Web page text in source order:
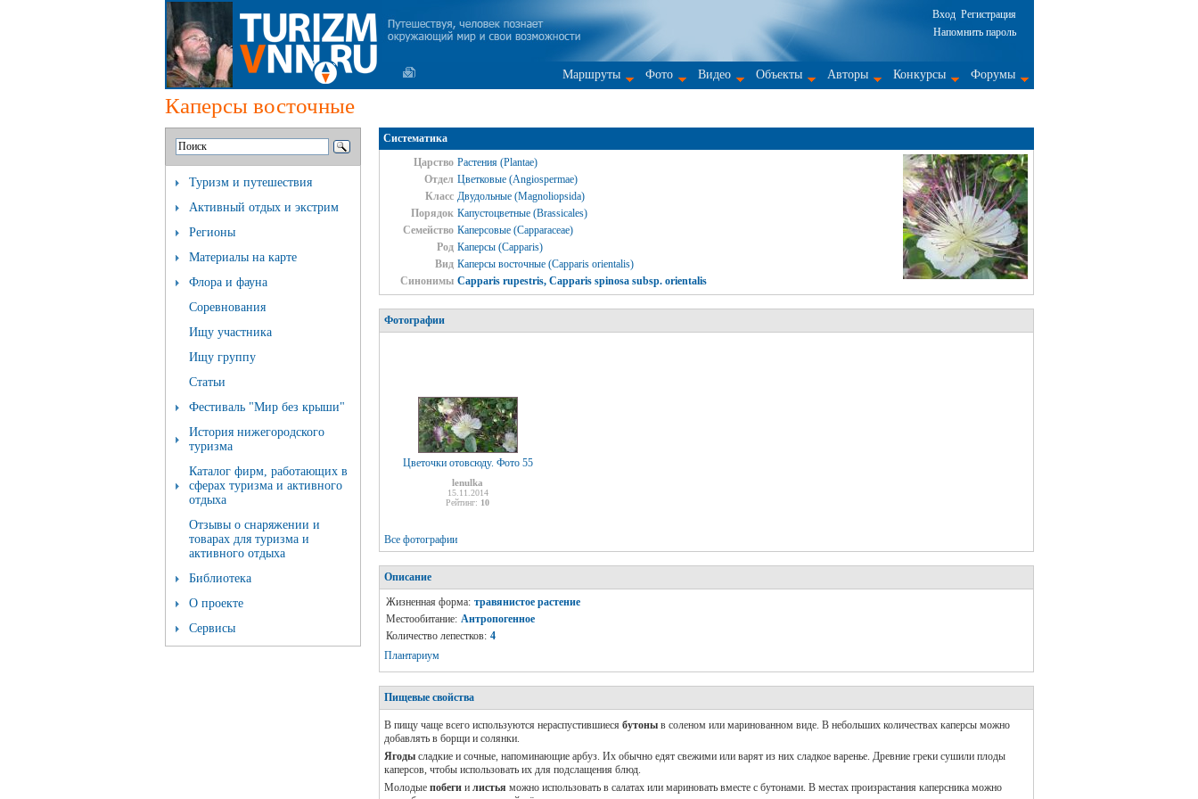
Вход Регистрация
Напомнить пароль
Маршруты Фото Видео Объекты Авторы Конкурсы Форумы
Каперсы восточные
Туризм и путешествия
Активный отдых и экстрим
Регионы
Материалы на карте
Флора и фауна
Соревнования
Ищу участника
Ищу группу
Статьи
Фестиваль "Мир без крыши"
История нижегородского
туризма
Каталог фирм, работающих в
сферах туризма и активного
отдыха
Отзывы о снаряжении и
товарах для туризма и
активного отдыха
Библиотека
О проекте
Сервисы
Систематика
Царство Растения (Plantae)
Отдел Цветковые (Angiospermae)
Класс Двудольные (Magnoliopsida)
Порядок Капустоцветные (Brassicales)
Семейство Каперсовые (Capparaceae)
Род Каперсы (Capparis)
Вид Каперсы восточные (Capparis orientalis)
Синонимы Capparis rupestris, Capparis spinosa subsp. orientalis
Фотографии
Цветочки отовсюду. Фото 55
lenulka
15.11.2014
Рейтинг: 10
Все фотографии
Описание
Жизненная форма: травянистое растение
Местообитание: Антропогенное
Количество лепестков: 4
Плантариум
Пищевые свойства
В пищу чаще всего используются нераспустившиеся бутоны в соленом или маринованном виде. В небольших количествах каперсы можно
добавлять в борщи и солянки.
Ягоды сладкие и сочные, напоминающие арбуз. Их обычно едят свежими или варят из них сладкое варенье. Древние греки сушили плоды
каперсов, чтобы использовать их для подслащения блюд.
Молодые побеги и листья можно использовать в салатах или мариновать вместе с бутонами. В местах произрастания каперсника можно